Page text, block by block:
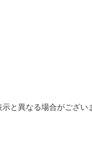
と異なる場合がござい